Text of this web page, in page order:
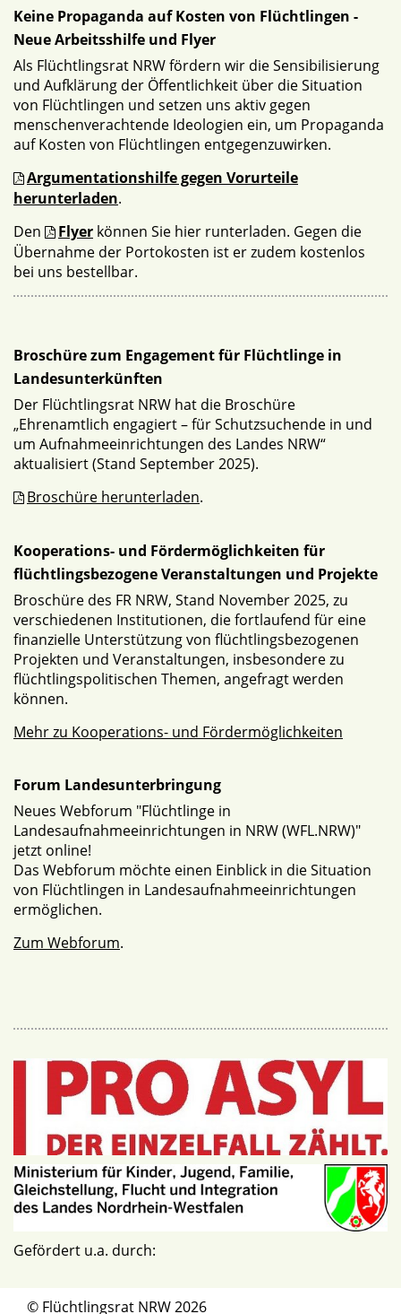
Keine Propaganda auf Kosten von Flüchtlingen -
Neue Arbeitsshilfe und Flyer
Als Flüchtlingsrat NRW fördern wir die Sensibilisierung
und Aufklärung der Öffentlichkeit über die Situation
von Flüchtlingen und setzen uns aktiv gegen
menschenverachtende Ideologien ein, um Propaganda
auf Kosten von Flüchtlingen entgegenzuwirken.
Argumentationshilfe gegen Vorurteile
herunterladen.
Den
Flyer können Sie hier runterladen. Gegen die
Übernahme der Portokosten ist er zudem kostenlos
bei uns bestellbar.
Broschüre zum Engagement für Flüchtlinge in
Landesunterkünften
Der Flüchtlingsrat NRW hat die Broschüre
„Ehrenamtlich engagiert – für Schutzsuchende in und
um Aufnahmeeinrichtungen des Landes NRW“
aktualisiert (Stand September 2025).
Broschüre herunterladen.
Kooperations- und Fördermöglichkeiten für
flüchtlingsbezogene Veranstaltungen und Projekte
Broschüre des FR NRW, Stand November 2025, zu
verschiedenen Institutionen, die fortlaufend für eine
finanzielle Unterstützung von flüchtlingsbezogenen
Projekten und Veranstaltungen, insbesondere zu
flüchtlingspolitischen Themen, angefragt werden
können.
Mehr zu Kooperations- und Fördermöglichkeiten
Forum Landesunterbringung
Neues Webforum "Flüchtlinge in
Landesaufnahmeeinrichtungen in NRW (WFL.NRW)"
jetzt online!
Das Webforum möchte einen Einblick in die Situation
von Flüchtlingen in Landesaufnahmeeinrichtungen
ermöglichen.
Zum Webforum.
Gefördert u.a. durch:
© Flüchtlingsrat NRW 2026